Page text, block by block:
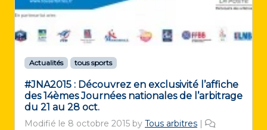
Actualités tous sports
#JNA2015 : Découvrez en exclusivité l’affiche
des 14èmes Journées nationales de l’arbitrage
du 21 au 28 oct.
Modifié le 8 octobre 2015 by Tous arbitres |